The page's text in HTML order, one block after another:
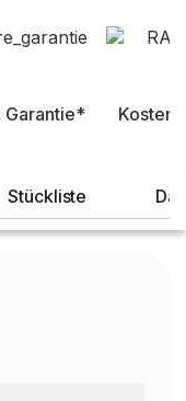
Garantie*
Stückliste